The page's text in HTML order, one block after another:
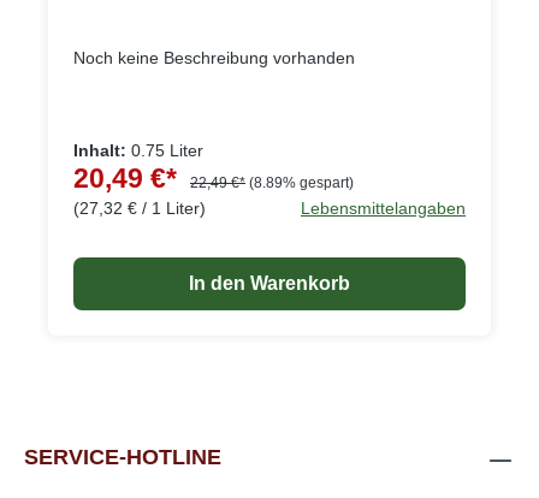
Noch keine Beschreibung vorhanden
Inhalt: 0.75 Liter
20,49 €* 22,49 €* (8.89% gespart)
(27,32 € / 1 Liter) Lebensmittelangaben
In den Warenkorb
SERVICE-HOTLINE